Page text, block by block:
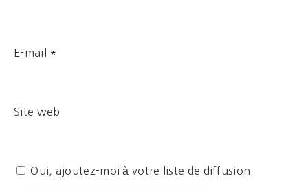
E-mail *
Site web
Oui, ajoutez-moi à votre liste de diffusion.